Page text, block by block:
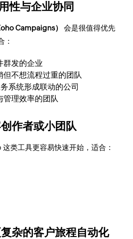
性与企业协同
Campaigns）
会是很值得优先
：
群发的企业
但不想流程过重的团队
系统形成联动的公司
管理效率的团队
作者或小团队
类工具更容易快速开始，适合：
杂的客户旅程自动化